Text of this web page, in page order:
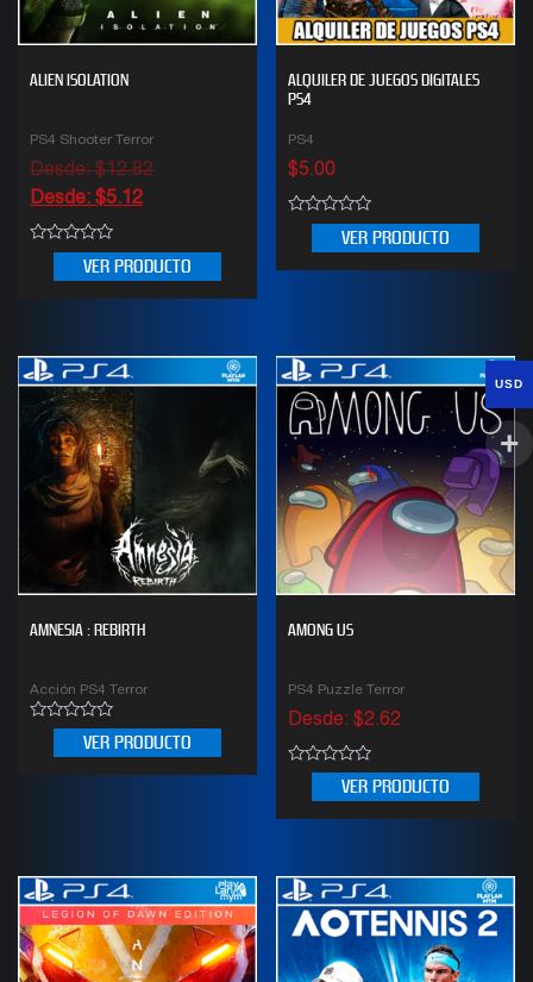
ALIEN ISOLATION
PS4 Shooter Terror
Desde:$12.82
Desde:$5.12
VER PRODUCTO
ALQUILER DE JUEGOS DIGITALES
PS4
PS4
$5.00
5
VER PRODUCTO
AMNESIA : REBIRTH
Acción PS4 Terror
VER PRODUCTO
AMONG US
PS4 Puzzle Terror
Desde:$2.62
5
VER PRODUCTO
USD